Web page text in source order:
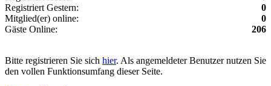
Registriert Gestern:
0
Mitglied(er) online:
0
Gäste Online:
206
Bitte registrieren Sie sich hier. Als angemeldeter Benutzer nutzen Sie
den vollen Funktionsumfang dieser Seite.